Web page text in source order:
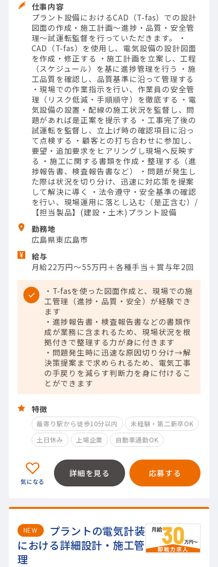
仕事内容
プラント設備におけるCAD（T-fas）での設計
図面の作成・施工計画〜進捗・品質・安全管
理〜試運転監督を行っていただきます。 ・
CAD（T-fas）を使用し、電気設備の設計図面
を作成・修正する ・施工計画を立案し、工程
（スケジュール）を基に進捗管理を行う ・施
工品質を確認し、品質基準に沿って管理する
・現場での作業指示を行い、作業員の安全管
理（リスク低減・手順順守）を徹底する ・電
気設備の設置・配線の施工状況を監督し、問
題があれば是正案を提示する ・工事完了後の
試運転を監督し、立上げ時の確認項目に沿っ
て点検する ・顧客との打ち合わせに参加し、
要望・追加要求をヒアリングし現場へ反映す
る ・施工に関する書類を作成・整理する（進
捗報告書、検査報告書など） ・問題が発生し
た際は状況を切り分け、迅速に対応策を提案
して解決に導く ・法令遵守・安全基準の確認
を行い、現場運用に落とし込む（是正含む）/
【担当製品】(建設・土木)プラント設備
勤務地
広島県東広島市
給与
月給22万円～55万円＋各種手当＋賞与年2回
・T-fasを使った図面作成と、現場での施
工管理（進捗・品質・安全）が経験でき
ます
・進捗報告書・検査報告書などの書類作
成が業務に含まれるため、現場状況を根
拠付きで整理する力が身に付きます
・問題発生時に迅速な原因切り分け→解
決策提案まで求められるため、電気工事
の手戻りを減らす判断力を身に付けるこ
とができます
特徴
最寄り駅から徒歩10分以内
未経験・第二新卒OK
土日休み
上場企業 自動車通勤OK
詳細を見る 応募する
NEW
プラントの電気計装
における詳細設計・施工管
理